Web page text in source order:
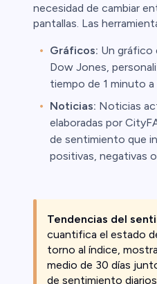
necesidad de cambiar
pantallas. Las
Gráficos: Un gráfico
Dow Jones,
tiempo de 1 minuto a
Noticias: Noticias
elaboradas por
de sentimiento que
positivas, negativas
Tendencias del
cuantifica el estado
torno al índice,
medio de 30 días
de sentimiento